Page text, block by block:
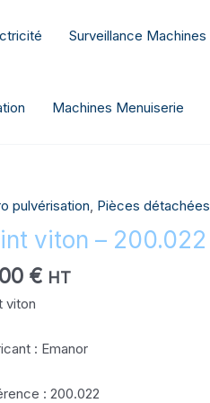
Surveillance Machines
Machines Menuiserie
pulvérisation, Pièces détachées
viton – 200.022
€ HT
viton
: Emanor
: 200.022